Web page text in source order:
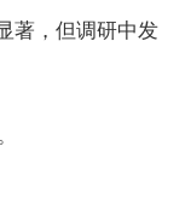
，但调研中发